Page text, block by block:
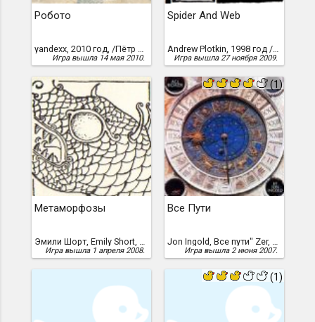
Робото
yandexx, 2010 год, /Пётр Косых/
Игра вышла 14 мая 2010.
Spider And Web
Andrew Plotkin, 1998 год /перевод Всеволода Зубарева, 2009 г./, Spider and Web" Zer
Игра вышла 27 ноября 2009.
Метаморфозы
Эмили Шорт, Emily Short, 2000 год /перевод Всеволода Зубарева, 2008 г./
Игра вышла 1 апреля 2008.
(1)
Все Пути
Jon Ingold, Все пути" Zer, 2001 год /перевод Всеволода Зубарева, 2007 г./
Игра вышла 2 июня 2007.
(1)